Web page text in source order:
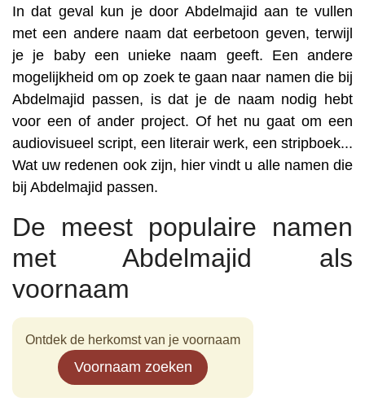
In dat geval kun je door Abdelmajid aan te vullen
met een andere naam dat eerbetoon geven, terwijl
je je baby een unieke naam geeft. Een andere
mogelijkheid om op zoek te gaan naar namen die bij
Abdelmajid passen, is dat je de naam nodig hebt
voor een of ander project. Of het nu gaat om een
audiovisueel script, een literair werk, een stripboek...
Wat uw redenen ook zijn, hier vindt u alle namen die
bij Abdelmajid passen.
De meest populaire namen
met Abdelmajid als
voornaam
Ontdek de herkomst van je voornaam
Voornaam zoeken